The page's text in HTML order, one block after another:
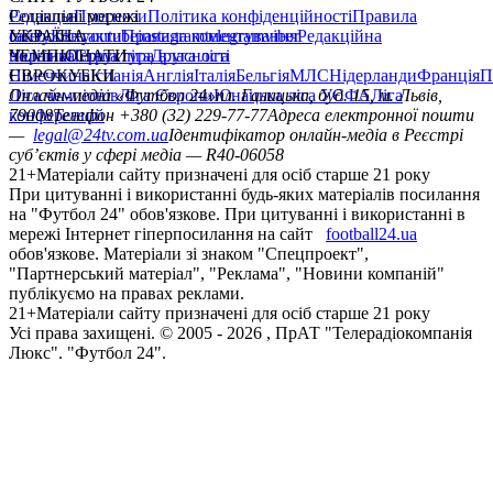
РедакціяПрогнозиПолітика конфіденційностіПравила
сайтуКонтактиПравила коментуванняРедакційна
політикаСтруктура власності
Соціальні мережі
facebookxyoutubeinstagramtelegramviber
УКРАЇНА
УкраїнаПерша лігаДруга ліга
ЧЕМПІОНАТИ
НімеччинаІспаніяАнгліяІталіяБельгіяМЛСНідерландиФранція
ЄВРОКУБКИ
Ліга чемпіонівЛіга ЄвропиЮнацька ліга УЄФАЛіга
конференцій
Онлайн-медіа «Футбол 24»пл. Галицька, буд. 15, м. Львів,
79008Телефон +380 (32) 229-77-77Адреса електронної пошти
— legal@24tv.com.uaІдентифікатор онлайн-медіа в Реєстрі
суб’єктів у сфері медіа — R40-06058
21+Матеріали сайту призначені для осіб старше 21 року
При цитуванні і використанні будь-яких матеріалів посилання
на "Футбол 24" обов'язкове. При цитуванні і використанні в
мережі Інтернет гіперпосилання на сайт
football24.ua
обов'язкове. Матеріали зі знаком "Спецпроект",
"Партнерський матеріал", "Реклама", "Новини компаній"
публікуємо на правах реклами.
21+Матеріали сайту призначені для осіб старше 21 року
Усi права захищенi. © 2005 - 2026 , ПрАТ "Телерадіокомпанія
Люкс". "Футбол 24".